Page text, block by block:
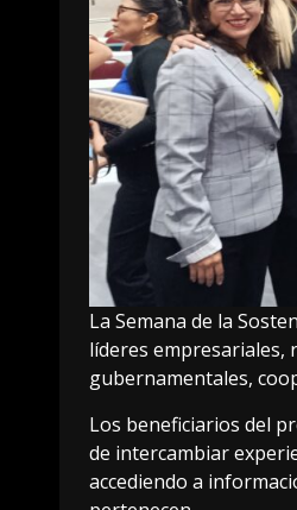
La Semana de la
líderes empresariales,
gubernamentales,
Los beneficiarios del
de intercambiar
accediendo a